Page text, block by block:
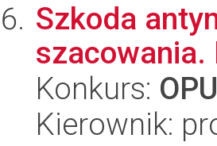
Szkoda
szacowania.
Konkurs:
Kierownik: